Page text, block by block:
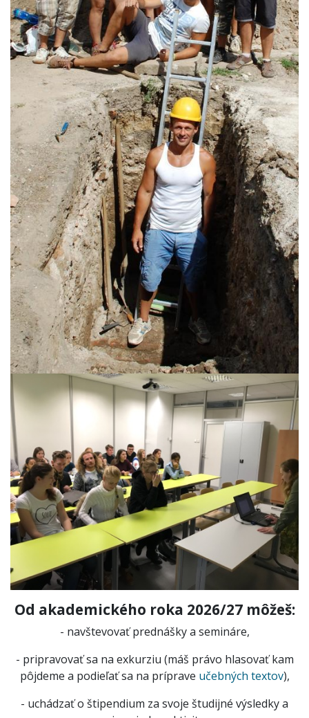
Od akademického roka 2026/27 môžeš:
- navštevovať prednášky a semináre,
- pripravovať sa na exkurziu (máš právo hlasovať kam
pôjdeme a podieľať sa na príprave učebných textov),
- uchádzať o štipendium za svoje študijné výsledky a